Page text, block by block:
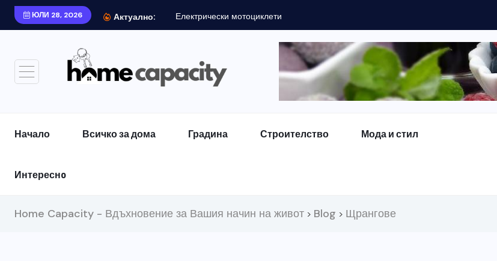
ЮЛИ 28, 2026 Актуално: Електрически мотоциклети
Начало Всичко за дома Градина Строителство Мода и стил
Интереснo
Home Capacity - Вдъхновение за Вашия начин на живот > Blog > Щрангове